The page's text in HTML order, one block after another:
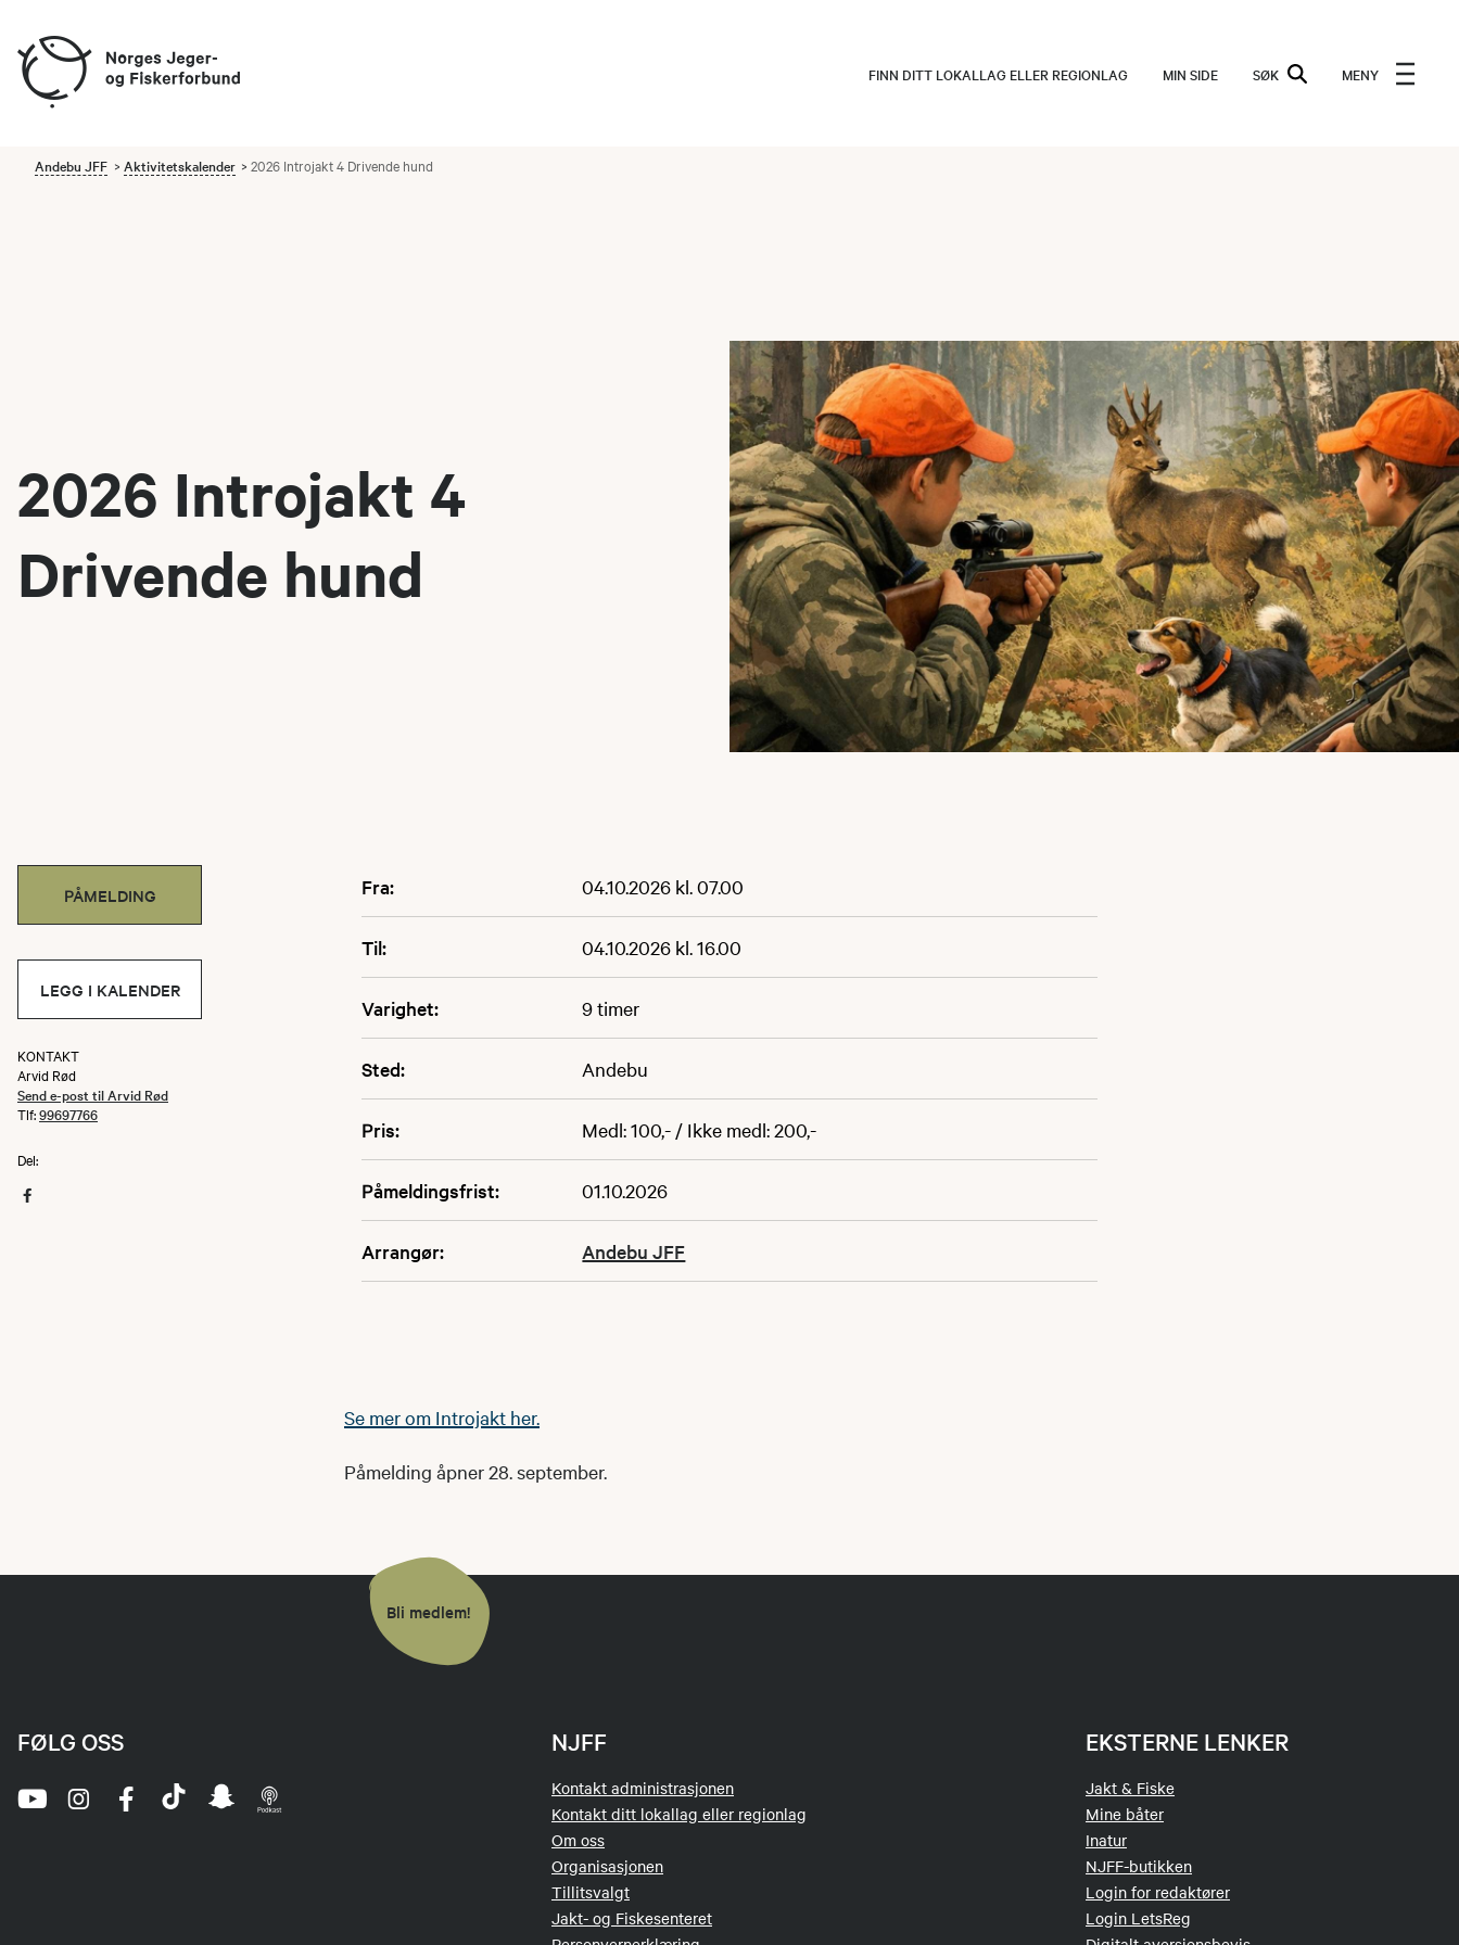
FINN DITT LOKALLAG ELLER REGIONLAG MIN SIDE SØK MENY
Andebu JFF Aktivitetskalender 2026 Introjakt 4 Drivende hund
2026 Introjakt 4
Drivende hund
Fra: 04.10.2026 kl. 07.00
Til: 04.10.2026 kl. 16.00
Varighet: 9 timer
Sted: Andebu
Pris: Medl: 100,- / Ikke medl: 200,-
Påmeldingsfrist: 01.10.2026
Arrangør: Andebu JFF
PÅMELDING
LEGG I KALENDER
KONTAKT
Arvid Rød
Send e-post til Arvid Rød
Tlf:99697766
Del:
Se mer om Introjakt her.
Påmelding åpner 28. september.
Bli medlem!
NJFF
Kontakt administrasjonen
Kontakt ditt lokallag eller regionlag
Om oss
Organisasjonen
Tillitsvalgt
Jakt- og Fiskesenteret
EKSTERNE LENKER
Jakt & Fiske
Mine båter
Inatur
NJFF-butikken
Login for redaktører
Login LetsReg
FØLG OSS